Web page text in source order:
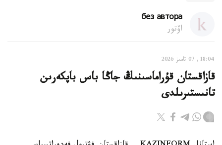
без автора
اۆتور
18:04, 07 تامىز 2026
قازاقستان قۇراماسىنىڭ جاڭا باس باپكەرىن
تانىستىرىلدى